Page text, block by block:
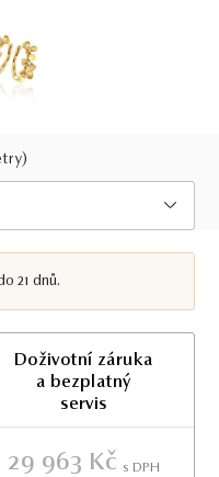
21 dnů.
Doživotní záruka
a bezplatný
servis
29 963 Kč S DPH